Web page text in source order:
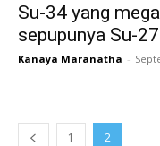
Su-34 yang
sepupunya Su-27
Kanaya Maranatha -
1 2